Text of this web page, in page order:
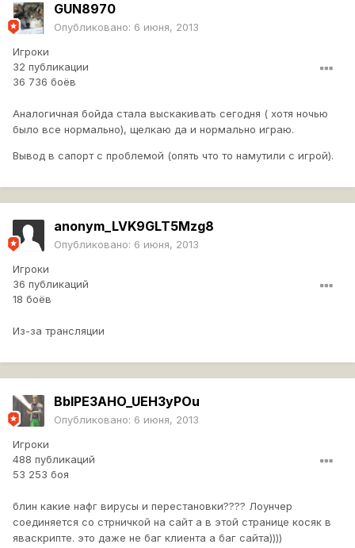
GUN8970
Опубликовано: 6 июня, 2013
Игроки
32 публикации
36 736 боёв
Аналогичная бойда стала выскакивать сегодня ( хотя ночью
было все нормально), щелкаю да и нормально играю.
Вывод в сапорт с проблемой (опять что то намутили с игрой).
anonym_LVK9GLT5Mzg8
Опубликовано: 6 июня, 2013
Игроки
36 публикаций
18 боёв
Из-за трансляции
BbIPE3AHO_UEH3yPOu
Опубликовано: 6 июня, 2013
Игроки
488 публикаций
53 253 боя
блин какие нафг вирусы и перестановки???? Лоунчер
соединяется со стрничкой на сайт а в этой странице косяк в
яваскрипте. это даже не баг клиента а баг сайта))))